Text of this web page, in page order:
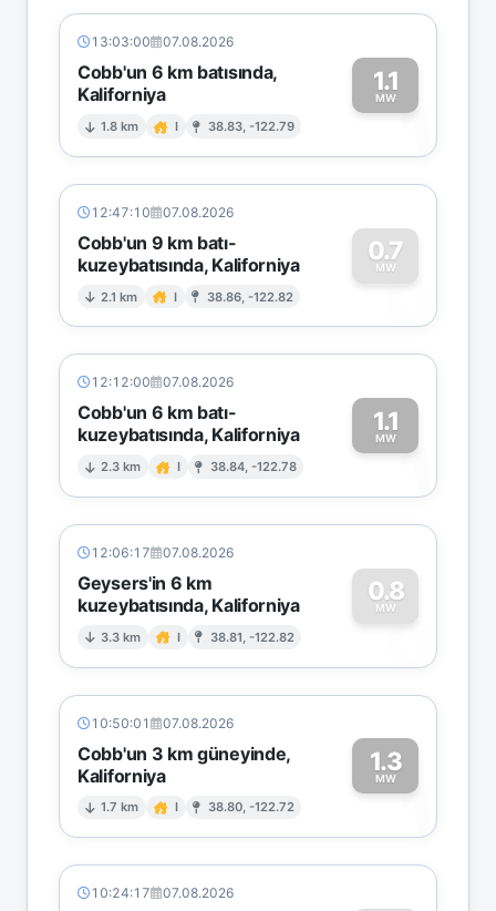
13:03:00 07.08.2026
Cobb'un 6 km batısında,
Kaliforniya
1.8 km I 38.83, -122.79
1.1
MW1
12:47:10 07.08.2026
Cobb'un 9 km batı-
kuzeybatısında, Kaliforniya
2.1 km I 38.86, -122.82
0.7
MW
0
12:12:00 07.08.2026
Cobb'un 6 km batı-
kuzeybatısında, Kaliforniya
2.3 km I 38.84, -122.78
1.1
MW1
12:06:17 07.08.2026
Geysers'in 6 km
kuzeybatısında, Kaliforniya
3.3 km I 38.81, -122.82
0.8
MW
0
10:50:01 07.08.2026
Cobb'un 3 km güneyinde,
Kaliforniya
1.7 km I 38.80, -122.72
1.3
MW1
10:24:17 07.08.2026